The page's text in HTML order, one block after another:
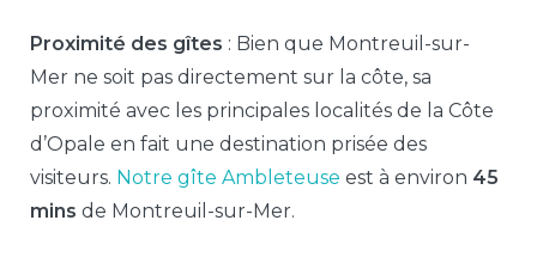
Proximité des gîtes : Bien que Montreuil-sur-
Mer ne soit pas directement sur la côte, sa
proximité avec les principales localités de la Côte
d’Opale en fait une destination prisée des
visiteurs. Notre gîte Ambleteuse est à environ 45
mins de Montreuil-sur-Mer.